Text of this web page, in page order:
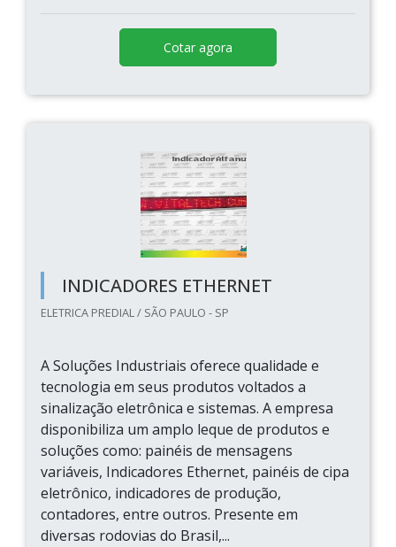
Cotar agora
INDICADORES ETHERNET
ELETRICA PREDIAL / SÃO PAULO - SP
A Soluções Industriais oferece qualidade e
tecnologia em seus produtos voltados a
sinalização eletrônica e sistemas. A empresa
disponibiliza um amplo leque de produtos e
soluções como: painéis de mensagens
variáveis, Indicadores Ethernet, painéis de cipa
eletrônico, indicadores de produção,
contadores, entre outros. Presente em
diversas rodovias do Brasil,...